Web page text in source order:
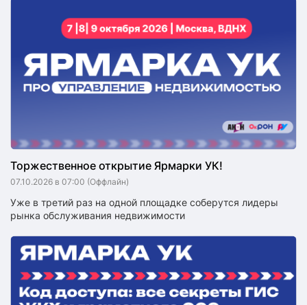
Торжественное открытие Ярмарки УК!
07.10.2026 в 07:00 (Оффлайн)
Уже в третий раз на одной площадке соберутся лидеры
рынка обслуживания недвижимости